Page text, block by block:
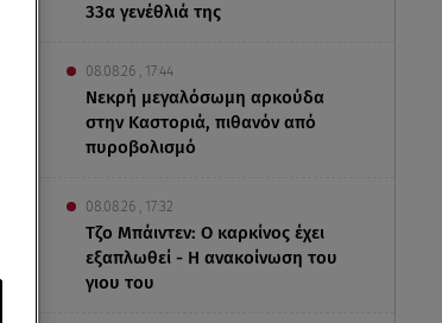
33α γενέθλιά της
08.08.26 , 17:44
Νεκρή μεγαλόσωμη αρκούδα
στην Καστοριά, πιθανόν από
πυροβολισμό
08.08.26 , 17:32
Τζο Μπάιντεν: Ο καρκίνος έχει
εξαπλωθεί - Η ανακοίνωση του
γιου του